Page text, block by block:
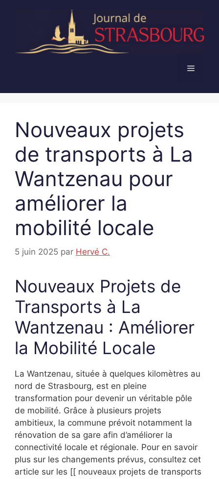
Menu
Nouveaux projets
de transports à La
Wantzenau pour
améliorer la
mobilité locale
5 juin 2025 par Hervé C.
Nouveaux Projets de
Transports à La
Wantzenau : Améliorer
la Mobilité Locale
La Wantzenau, située à quelques kilomètres au
nord de Strasbourg, est en pleine
transformation pour devenir un véritable pôle
de mobilité. Grâce à plusieurs projets
ambitieux, la commune prévoit notamment la
rénovation de sa gare afin d’améliorer la
connectivité locale et régionale. Pour en savoir
plus sur les changements prévus, consultez cet
article sur les [[ nouveaux projets de transports